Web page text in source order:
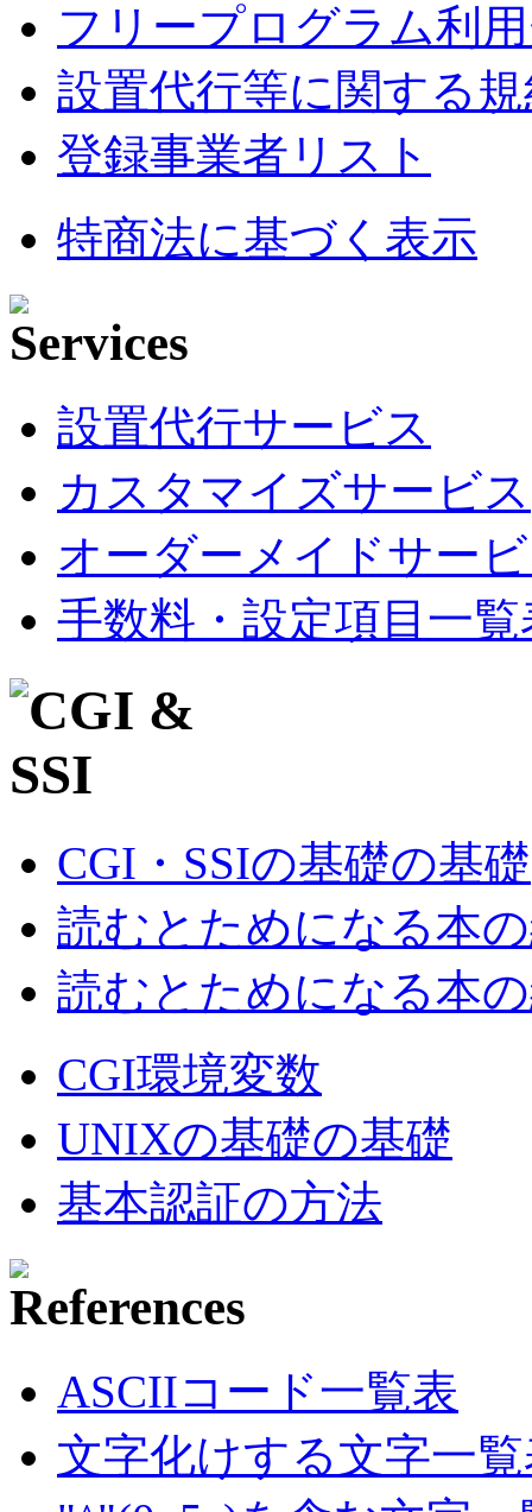
フリープログラム利
設置代行等に関する
登録事業者リスト
特商法に基づく表示
設置代行サービス
カスタマイズサービス
オーダーメイドサー
手数料・設定項目一覧
CGI・SSIの基礎の基礎
読むとためになる本
読むとためになる本
CGI環境変数
UNIXの基礎の基礎
基本認証の方法
ASCIIコード一覧表
文字化けする文字一